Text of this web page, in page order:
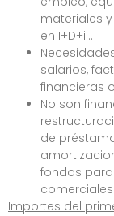
materiales
en I+D+i…
salarios,
financieras
No son
de
fondos
comerciales.
Importes del